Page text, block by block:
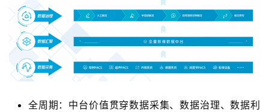
深
度
学
习
云
全周期：中台价值贯穿数据采集、数据治理、数据利